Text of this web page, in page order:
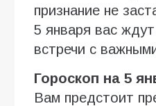
признание не
5 января вас
встречи с
Гороскоп на 5
Вам предстоит